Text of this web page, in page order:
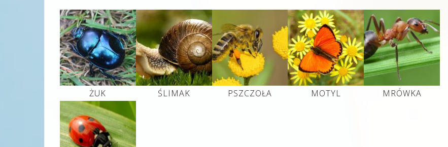
ŻUK ŚLIMAK PSZCZOŁA MOTYL MRÓWKA